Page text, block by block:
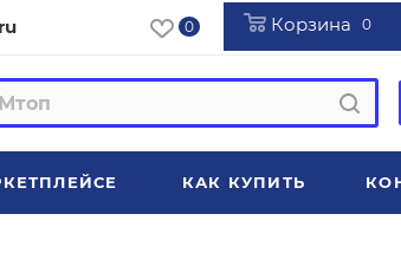
0 Корзина 0
КАК КУПИТЬ